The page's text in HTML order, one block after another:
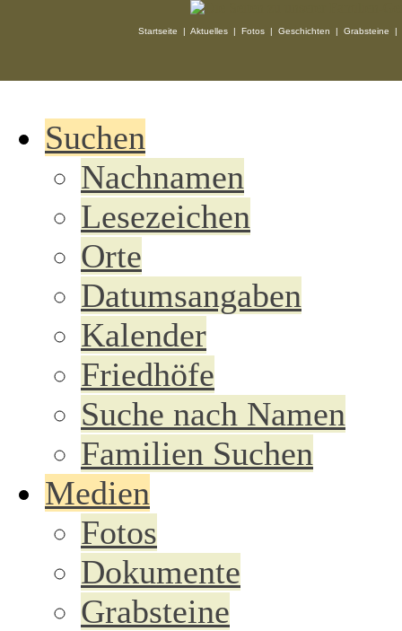
Startseite | Aktuelles| Fotos| Geschichten | Grabsteine |
Suchen
Nachnamen
Lesezeichen
Orte
Datumsangaben
Kalender
Friedhöfe
Suche nach Namen
Familien Suchen
Medien
Fotos
Dokumente
Grabsteine